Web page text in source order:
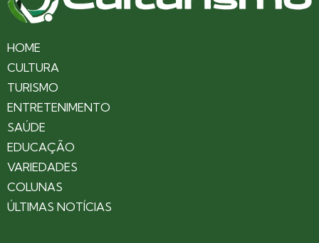
HOME
CULTURA
TURISMO
ENTRETENIMENTO
SAÚDE
EDUCAÇÃO
VARIEDADES
COLUNAS
ÚLTIMAS NOTÍCIAS